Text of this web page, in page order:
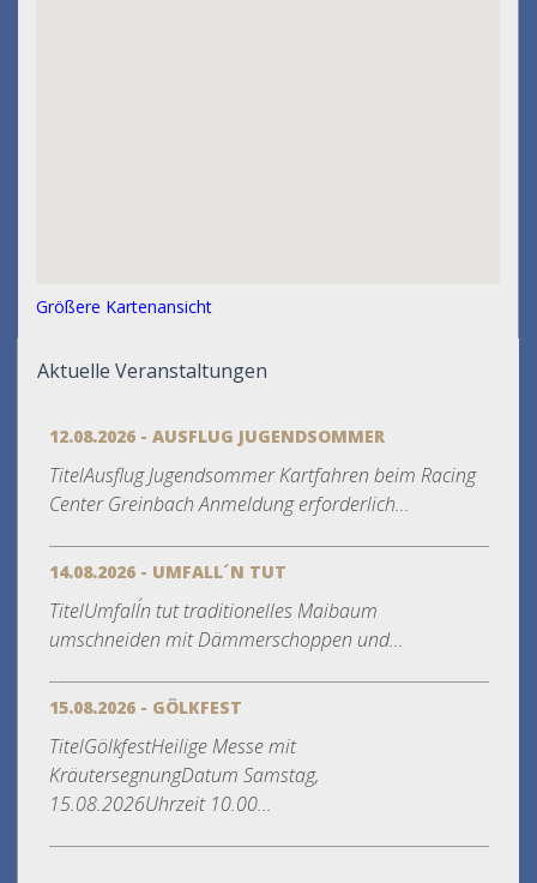
Größere Kartenansicht
Aktuelle Veranstaltungen
12.08.2026 - AUSFLUG JUGENDSOMMER
TitelAusflug Jugendsommer Kartfahren beim Racing
Center Greinbach Anmeldung erforderlich...
14.08.2026 - UMFALL´N TUT
TitelUmfall´n tut traditionelles Maibaum
umschneiden mit Dämmerschoppen und...
15.08.2026 - GÖLKFEST
TitelGölkfestHeilige Messe mit
KräutersegnungDatum Samstag,
15.08.2026Uhrzeit 10.00...